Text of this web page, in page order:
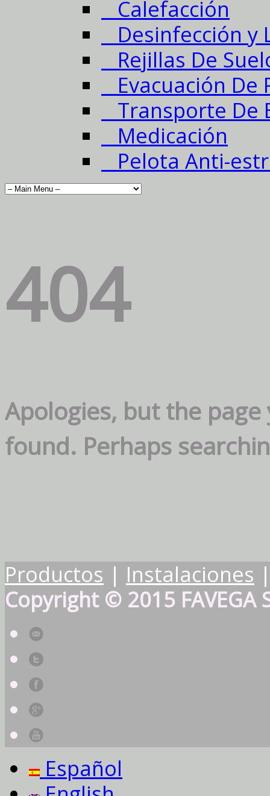
Calefacción
Desinfección y
Rejillas De
Evacuación De
Transporte De
Medicación
Pelota Anti-
404
Apologies, but the
found. Perhaps
Productos | Instalaciones
Copyright © 2015 FAVEGA
Español